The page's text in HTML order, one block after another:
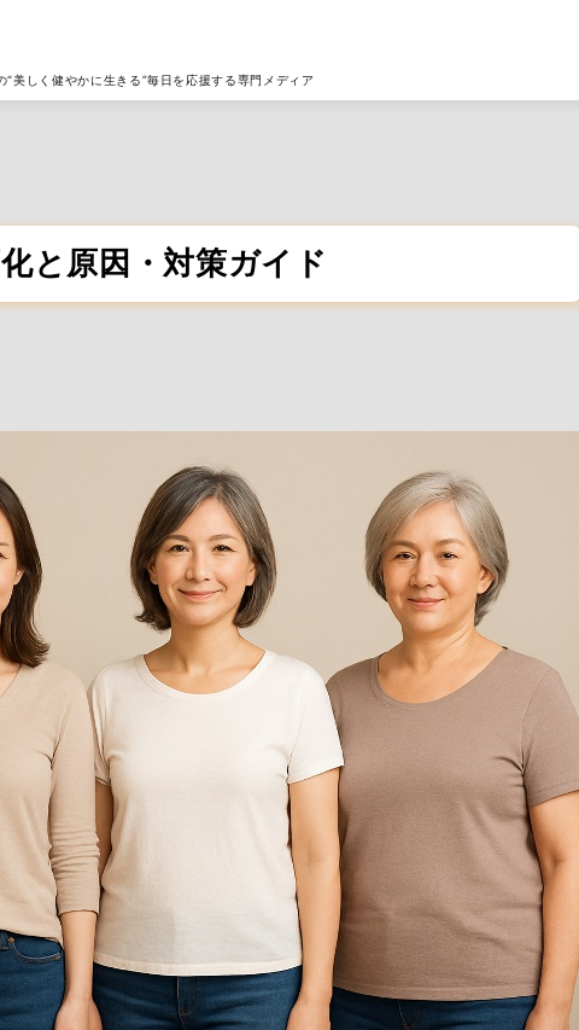
美しく健やかに生きる”毎日を応援する専門メディア
と原因・対策ガイド